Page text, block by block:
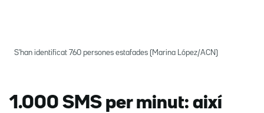
S'han identificat 760 persones estafades (Marina López/ACN)
1.000 SMS per minut: així